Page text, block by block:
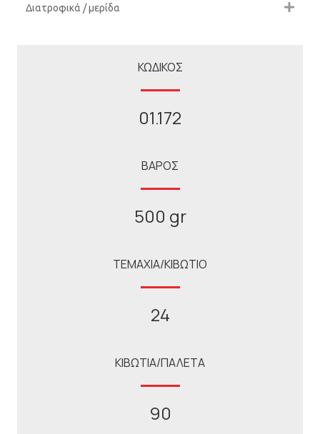
Διατροφικά / μερίδα
ΚΩΔΙΚΟΣ
01.172
ΒΑΡΟΣ
500 gr
ΤΕΜΑΧΙΑ/ΚΙΒΩΤΙΟ
24
ΚΙΒΩΤΙΑ/ΠΑΛΕΤΑ
90